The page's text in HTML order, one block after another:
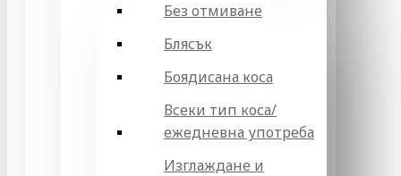
Без отмиване
Блясък
Боядисана коса
Всеки тип коса/
ежедневна употреба
Изглаждане и